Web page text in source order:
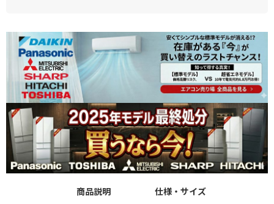
商品説明 仕様・サイズ